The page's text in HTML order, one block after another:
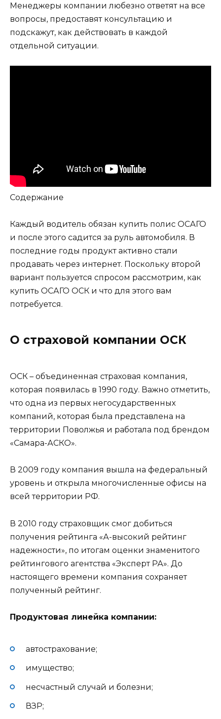
Менеджеры компании любезно ответят на все
вопросы, предоставят консультацию и
подскажут, как действовать в каждой
отдельной ситуации.
Содержание
Каждый водитель обязан купить полис ОСАГО
и после этого садится за руль автомобиля. В
последние годы продукт активно стали
продавать через интернет. Поскольку второй
вариант пользуется спросом рассмотрим, как
купить ОСАГО ОСК и что для этого вам
потребуется.
О страховой компании ОСК
ОСК – объединенная страховая компания,
которая появилась в 1990 году. Важно отметить,
что одна из первых негосударственных
компаний, которая была представлена на
территории Поволжья и работала под брендом
«Самара-АСКО».
В 2009 году компания вышла на федеральный
уровень и открыла многочисленные офисы на
всей территории РФ.
В 2010 году страховщик смог добиться
получения рейтинга «А-высокий рейтинг
надежности», по итогам оценки знаменитого
рейтингового агентства «Эксперт РА». До
настоящего времени компания сохраняет
полученный рейтинг.
Продуктовая линейка компании:
автострахование;
имущество;
несчастный случай и болезни;
ВЗР;